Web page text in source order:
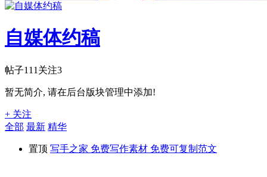
自媒体约稿
帖子111 关注3
暂无简介, 请在后台版块管理中添加!
+ 关注
全部 最新 精华
置顶 写手之家 免费写作素材 免费可复制范文